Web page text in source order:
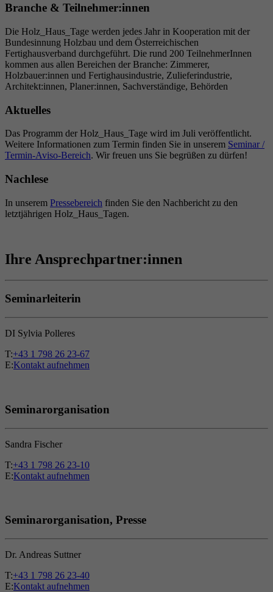
Branche & Teilnehmer:innen
Die Holz_Haus_Tage werden jedes Jahr in Kooperation mit der
Bundesinnung Holzbau und dem Österreichischen
Fertighausverband durchgeführt. Die rund 200 TeilnehmerInnen
kommen aus allen Bereichen der Branche: Zimmerer,
Holzbauer:innen und Fertighausindustrie, Zulieferindustrie,
Architekt:innen, Planer:innen, Sachverständige, Behörden
Aktuelles
Das Programm der Holz_Haus_Tage wird im Juli veröffentlicht.
Weitere Informationen zum Termin finden Sie in unserem Seminar /
Termin-Aviso-Bereich. Wir freuen uns Sie begrüßen zu dürfen!
Nachlese
In unserem Pressebereich finden Sie den Nachbericht zu den
letztjährigen Holz_Haus_Tagen.
Ihre Ansprechpartner:innen
Seminarleiterin
DI Sylvia Polleres
T:+43 1 798 26 23-67
E:Kontakt aufnehmen
Seminarorganisation
Sandra Fischer
T:+43 1 798 26 23-10
E:Kontakt aufnehmen
Seminarorganisation, Presse
Dr. Andreas Suttner
T:+43 1 798 26 23-40
E:Kontakt aufnehmen